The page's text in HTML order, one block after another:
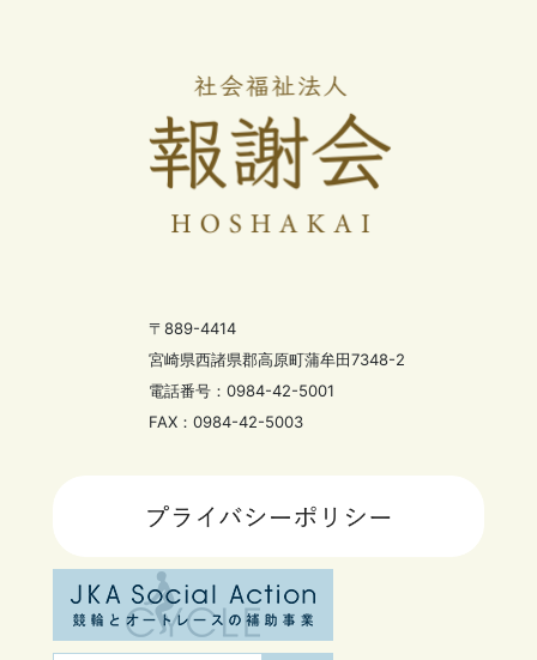
〒889-4414
宮崎県西諸県郡高原町蒲牟田7348-2
電話番号：0984-42-5001
FAX：0984-42-5003